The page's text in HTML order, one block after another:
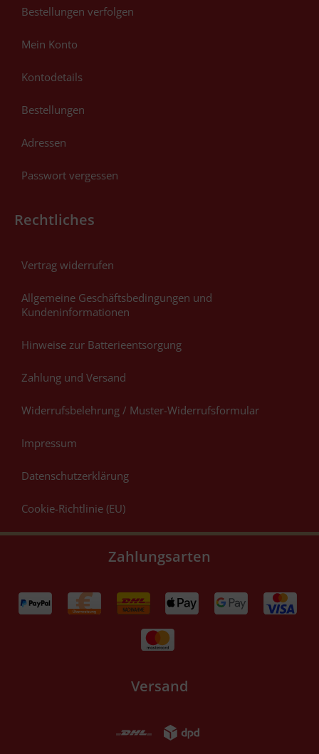
Bestellungen verfolgen
Mein Konto
Kontodetails
Bestellungen
Adressen
Passwort vergessen
Rechtliches
Vertrag widerrufen
Allgemeine Geschäftsbedingungen und
Kundeninformationen
Hinweise zur Batterieentsorgung
Zahlung und Versand
Widerrufsbelehrung / Muster-Widerrufsformular
Impressum
Datenschutzerklärung
Cookie-Richtlinie (EU)
Zahlungsarten
Versand